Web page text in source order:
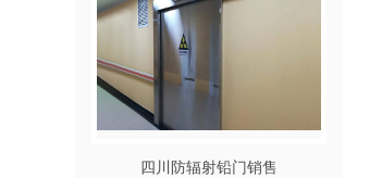
四川防辐射铅门销售